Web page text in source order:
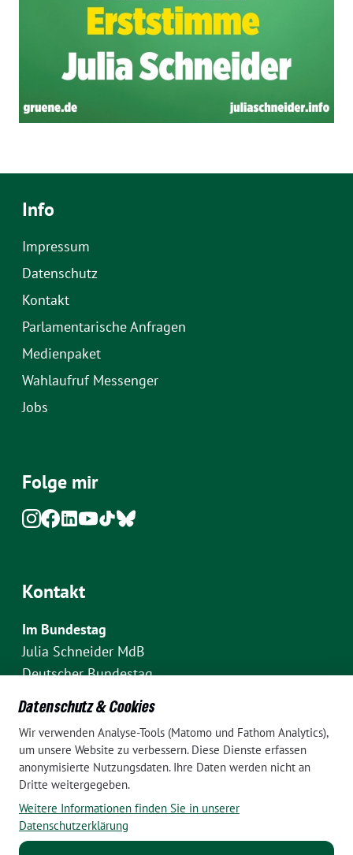
Info
Impressum
Datenschutz
Kontakt
Parlamentarische Anfragen
Medienpaket
Wahlaufruf Messenger
Jobs
Folge mir
Kontakt
Im Bundestag
Julia Schneider MdB
Deutscher Bundestag
Fraktion Bündnis 90/Die Grünen
Platz der Republik 1
D-10111 Berlin
E-Mail: julia.schneider(at)bundestag.de
Telefon: +49 30 227 70907
Im Wahlkreis Pankow
Wahlkreisbüro Julia Schneider
Datenschutz & Cookies
Wir verwenden Analyse-Tools (Matomo und Fathom Analytics),
um unsere Website zu verbessern. Diese Dienste erfassen
anonymisierte Nutzungsdaten. Ihre Daten werden nicht an
Dritte weitergegeben.
Weitere Informationen finden Sie in unserer
Datenschutzerklärung